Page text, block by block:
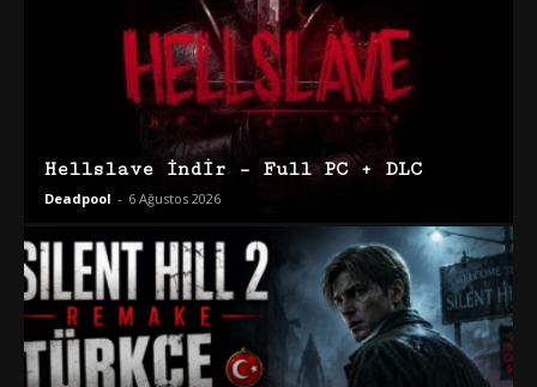
Hellslave İndir – Full PC + DLC
Deadpool - 6 Ağustos 2026